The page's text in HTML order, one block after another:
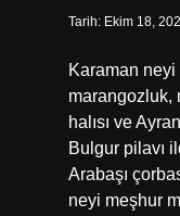
Tarih: Ekim 18,
Karaman neyi
marangozluk,
halısı ve
Bulgur pilavı
Arabaşı
neyi meşhur